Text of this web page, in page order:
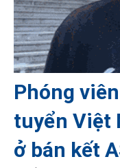
Phóng
tuyển Việt
ở bán kết